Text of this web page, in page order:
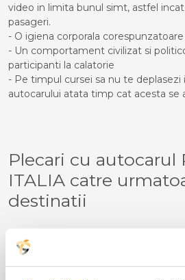
video in limita bunul simt, astfel
pasageri.
- O igiena corporala corespunzatoare
- Un comportament civilizat si
participanti la calatorie
- Pe timpul cursei sa nu te deplasezi
autocarului atata timp cat acesta se
Plecari cu autocarul
ITALIA catre
destinatii
BERGAMO
BRESCIA
CERIALE